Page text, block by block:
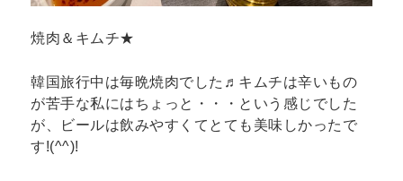
焼肉＆キムチ★
韓国旅行中は毎晩焼肉でした♬キムチは辛いもの
が苦手な私にはちょっと・・・という感じでした
が、ビールは飲みやすくてとても美味しかったで
す!(^^)!